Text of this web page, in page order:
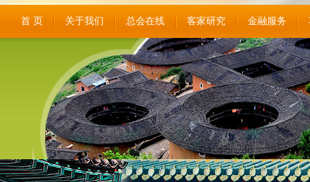
首 页 关于我们 总会在线 客家研究 金融服务